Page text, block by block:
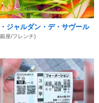
ジャルダン・デ・サヴール
座/フレンチ)